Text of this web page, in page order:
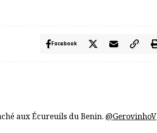
Facebook
aux Écureuils du Benin. @GerovinhoV